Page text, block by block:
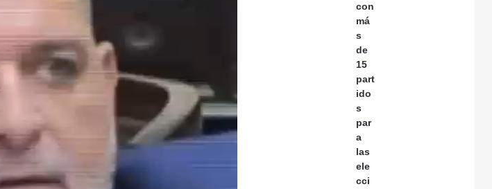
con
má
s
de
15
part
ido
s
par
a
las
ele
cci